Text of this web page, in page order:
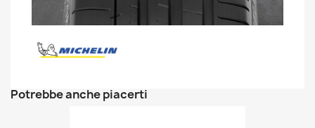
Potrebbe anche piacerti